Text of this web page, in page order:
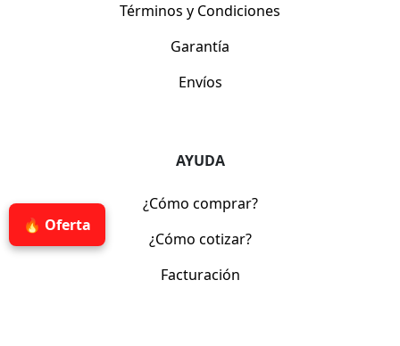
🔥 Oferta
Términos y Condiciones
Garantía
Envíos
AYUDA
¿Cómo comprar?
¿Cómo cotizar?
Facturación